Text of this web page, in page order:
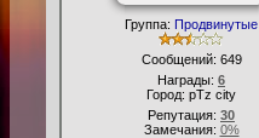
Группа: Продвинутые
Сообщений: 649
Награды: 6
Город: pTz city
Репутация: 30
Замечания: 0%